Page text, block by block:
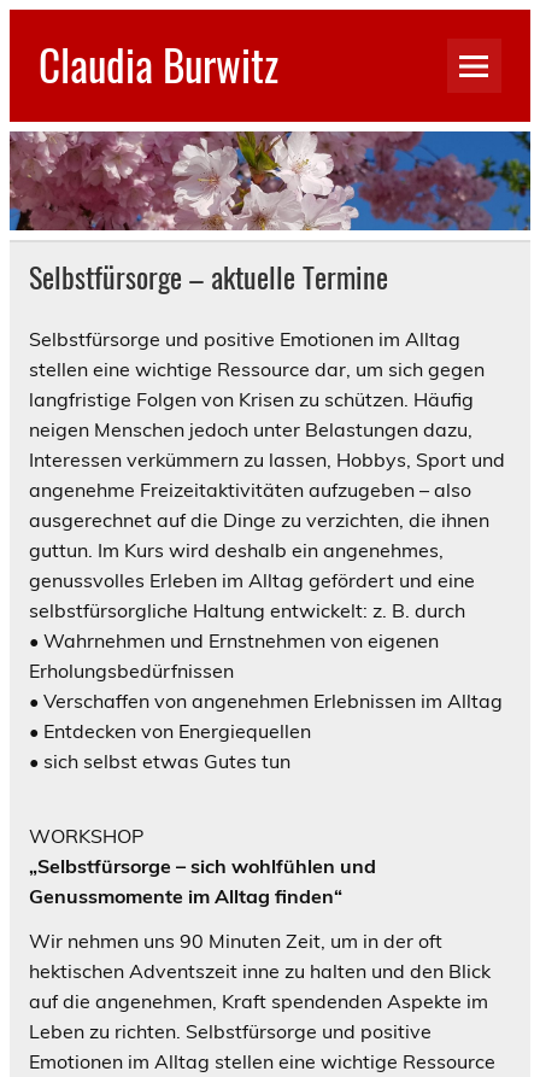
Skip
contentClaudia Burwitz
Selbstfürsorge – aktuelle Termine
Selbstfürsorge und positive Emotionen im Alltag
stellen eine wichtige Ressource dar, um sich gegen
langfristige Folgen von Krisen zu schützen. Häufig
neigen Menschen jedoch unter Belastungen dazu,
Interessen verkümmern zu lassen, Hobbys, Sport und
angenehme Freizeitaktivitäten aufzugeben – also
ausgerechnet auf die Dinge zu verzichten, die ihnen
guttun. Im Kurs wird deshalb ein angenehmes,
genussvolles Erleben im Alltag gefördert und eine
selbstfürsorgliche Haltung entwickelt: z. B. durch
• Wahrnehmen und Ernstnehmen von eigenen
Erholungsbedürfnissen
• Verschaffen von angenehmen Erlebnissen im Alltag
• Entdecken von Energiequellen
• sich selbst etwas Gutes tun
WORKSHOP
„Selbstfürsorge – sich wohlfühlen und
Genussmomente im Alltag finden“
Wir nehmen uns 90 Minuten Zeit, um in der oft
hektischen Adventszeit inne zu halten und den Blick
auf die angenehmen, Kraft spendenden Aspekte im
Leben zu richten. Selbstfürsorge und positive
Emotionen im Alltag stellen eine wichtige Ressource